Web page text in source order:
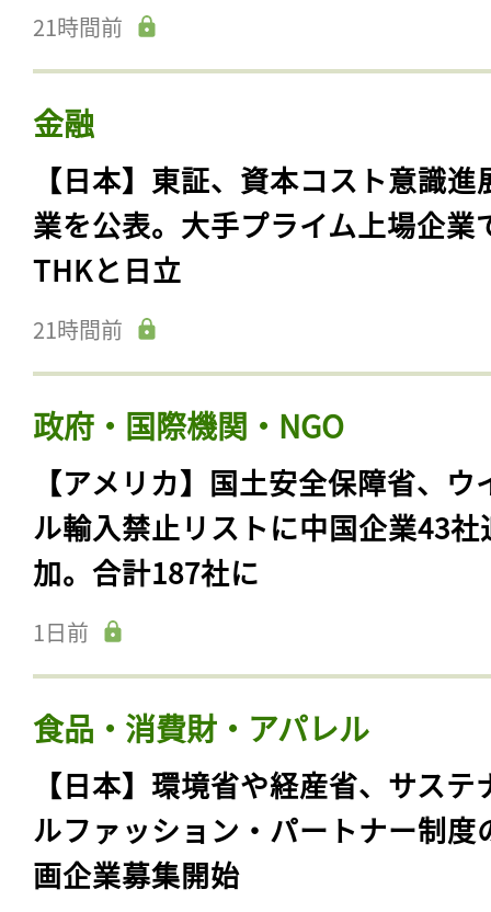
【日本】政府、SNS等でのなりす
対策強化を5社に要請。LINEヤフ
メタ、X、グーグル等
21時間前
金融
【日本】東証、資本コスト意識進
業を公表。大手プライム上場企業
THKと日立
21時間前
政府・国際機関・NGO
【アメリカ】国土安全保障省、ウ
ル輸入禁止リストに中国企業43社
加。合計187社に
1日前
食品・消費財・アパレル